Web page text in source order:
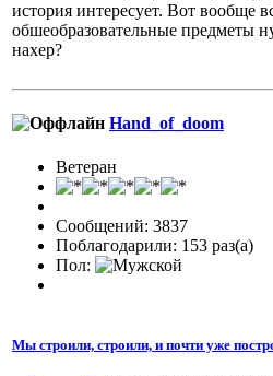
история интересует. Вот вообще
обшеобразовательные предметы
нахер?
Hand_of_doom
Ветеран
Сообщений: 3837
Поблагодарили: 153 раз(а)
Пол:
Мы строили, строили, и почти уже